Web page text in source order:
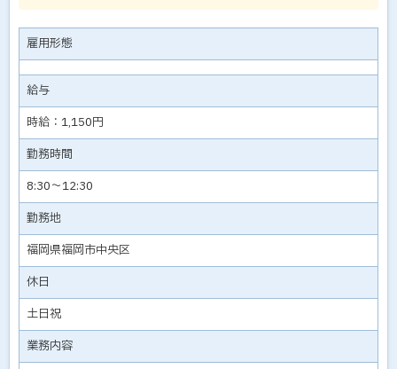
雇用形態
給与
時給：1,150円
勤務時間
8:30～12:30
勤務地
福岡県福岡市中央区
休日
土日祝
業務内容